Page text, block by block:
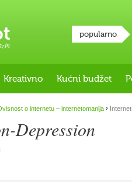
popularno
Kreativno Kućni budžet
o internetu – internetomanija ›
Depression